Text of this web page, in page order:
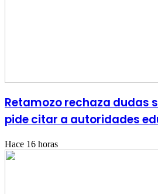
Retamozo rechaza dudas
pide citar a autoridades
Hace 16 horas